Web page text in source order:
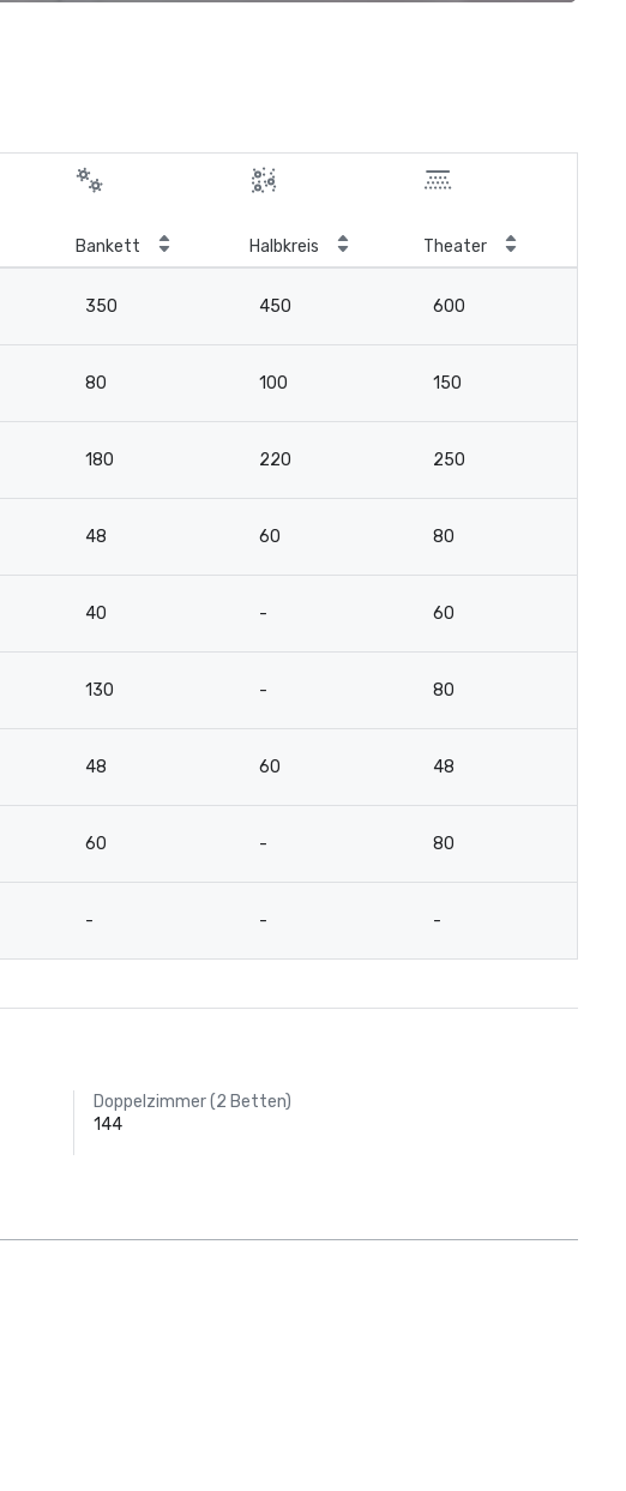
Bankett Halbkreis Theater
350 450 600
80 100 150
180 220 250
48 60 80
40 - 60
130 - 80
48 60 48
60 - 80
- - -
Doppelzimmer (2 Betten)
144